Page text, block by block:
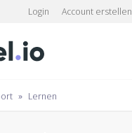
Login Account erstellen
» Lernen